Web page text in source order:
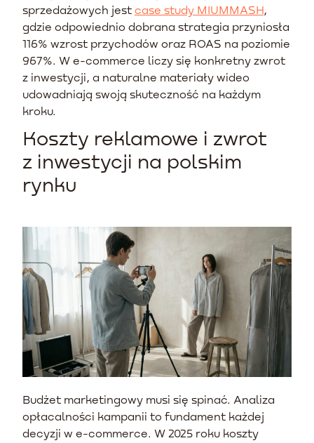
sprzedażowych jest case study MIUMMASH,
gdzie odpowiednio dobrana strategia przyniosła
116% wzrost przychodów oraz ROAS na poziomie
967%. W e-commerce liczy się konkretny zwrot
z inwestycji, a naturalne materiały wideo
udowadniają swoją skuteczność na każdym
kroku.
Koszty reklamowe i zwrot
z inwestycji na polskim
rynku
Budżet marketingowy musi się spinać. Analiza
opłacalności kampanii to fundament każdej
decyzji w e-commerce. W 2025 roku koszty